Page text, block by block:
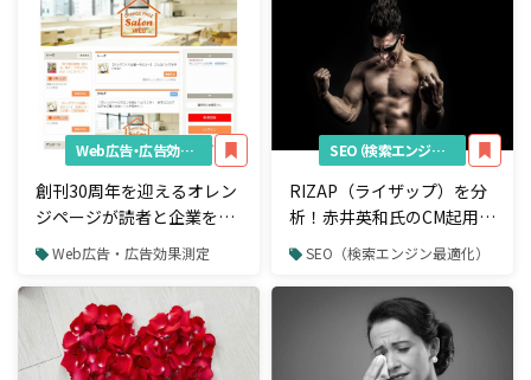
Web広告・広告効果測定
創刊30周年を迎えるオレン
ジページが読者と企業をつ
なぐ「オレンジページサロ
オープン
Web広告・広告効果測定
SEO（検索エンジン最適化）
RIZAP（ライザップ）を分
析！赤井英和氏のCM起用で
検索流入600％アップに成
SEO（検索エンジン最適化）